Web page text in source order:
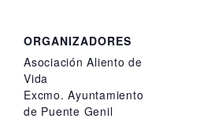
ORGANIZADORES
Asociación Aliento de
Vida
Excmo. Ayuntamiento
de Puente Genil